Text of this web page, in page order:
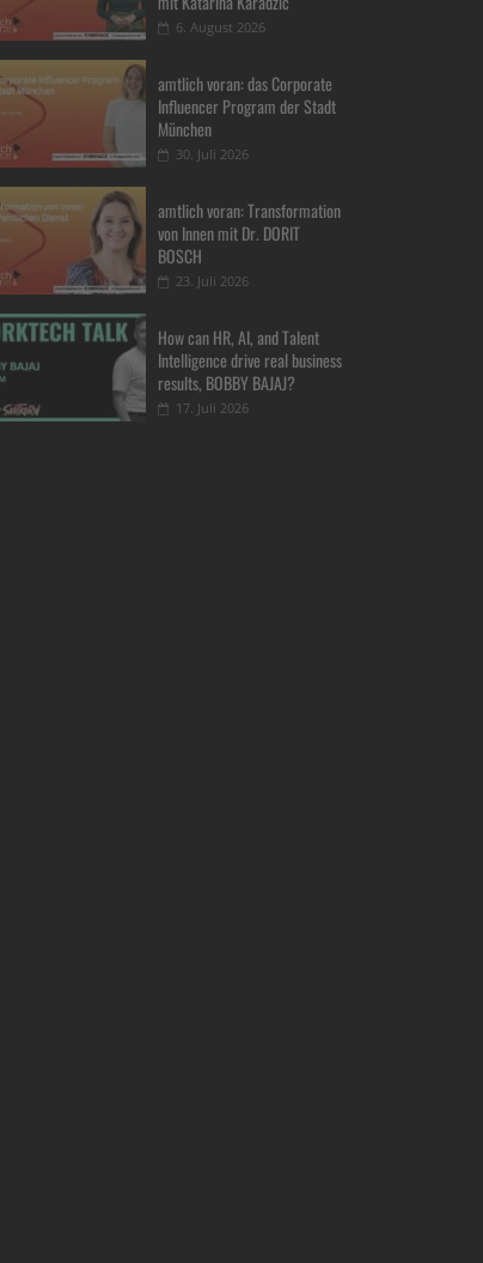
6. August 2026
amtlich voran: das Corporate
Influencer Program der Stadt
München
30. Juli 2026
amtlich voran: Transformation
von Innen mit Dr. DORIT
BOSCH
23. Juli 2026
How can HR, AI, and Talent
Intelligence drive real business
results, BOBBY BAJAJ?
17. Juli 2026